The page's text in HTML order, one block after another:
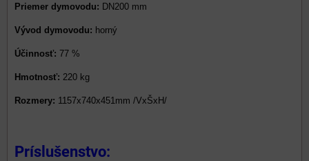
Priemer dymovodu: DN200 mm
Vývod dymovodu: horný
Účinnosť: 77 %
Hmotnosť: 220 kg
Rozmery: 1157x740x451mm /VxŠxH/
Príslušenstvo: